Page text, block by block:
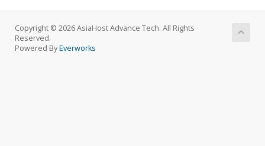
Copyright © 2026 AsiaHost Advance Tech. All Rights
Reserved.
Powered ByEverworks